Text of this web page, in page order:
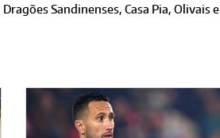
Sandinenses, Casa Pia, Olivais e